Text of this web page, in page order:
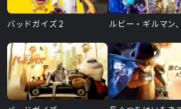
バッドガイズ２